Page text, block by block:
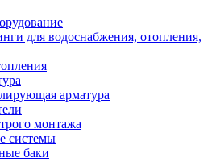
для водоснабжения, отопления,
арматура
монтажа
системы
баки